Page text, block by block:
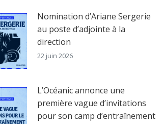
Nomination d’Ariane Sergerie
au poste d’adjointe à la
direction
22 juin 2026
L’Océanic annonce une
première vague d’invitations
pour son camp d’entraînement